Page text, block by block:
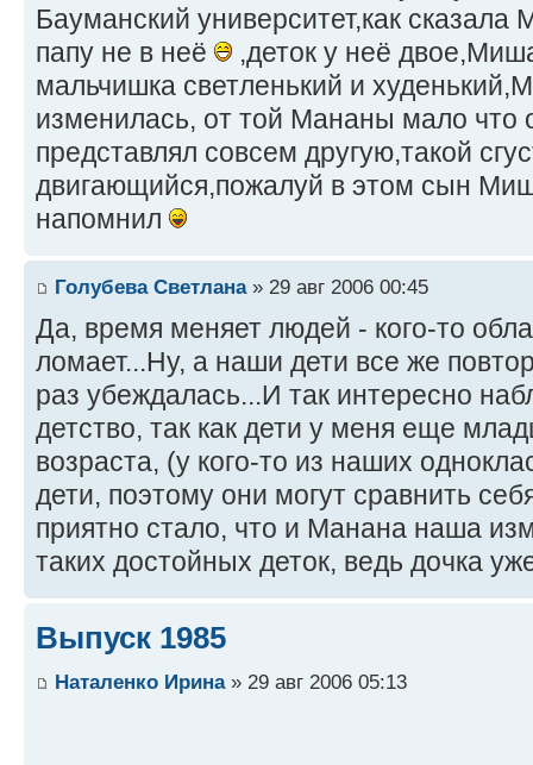
Бауманский университет,как сказала
папу не в неё
,деток у неё
мальчишка светленький и
изменилась, от той Мананы мало что
представлял совсем другую,такой
двигающийся,пожалуй в этом сын
напомнил
Голубева Светлана» 29 авг 2006 00:45
Да, время меняет людей - кого-то
ломает...Ну, а наши дети все же
раз убеждалась...И так интересно
детство, так как дети у меня еще
возраста, (у кого-то из наших
дети, поэтому они могут сравнить
приятно стало, что и Манана наша
таких достойных деток, ведь дочка
Выпуск 1985
Наталенко Ирина» 29 авг 2006 05:13